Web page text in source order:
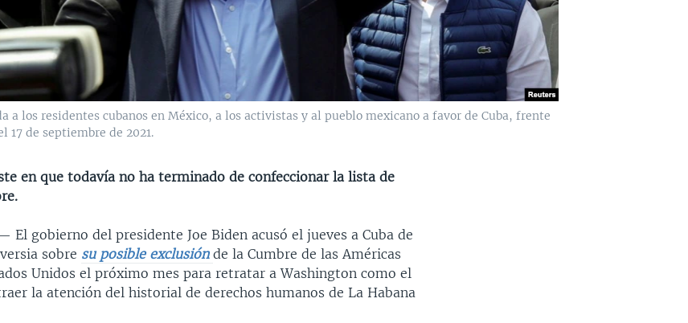
a los residentes cubanos en México, a los activistas y al pueblo mexicano a favor de Cuba, frente
17 de septiembre de 2021.
en que todavía no ha terminado de confeccionar la lista de
—El gobierno del presidente Joe Biden acusó el jueves a Cuba de
sobre su posible exclusiónde la Cumbre de las Américas
Unidos el próximo mes para retratar a Washington como el
la atención del historial de derechos humanos de La Habana